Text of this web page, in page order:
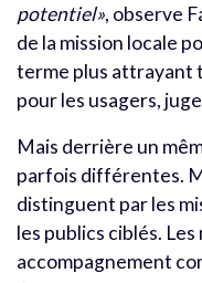
potentiel», observe
de la mission locale
terme plus attrayant
pour les usagers,
Mais derrière un
parfois différentes.
distinguent par les
les publics ciblés.
accompagnement